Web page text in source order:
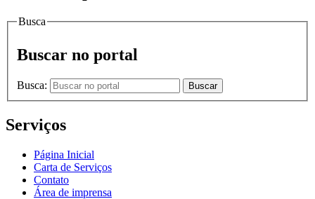
Busca
Buscar no portal
Busca: Buscar
Serviços
Página Inicial
Carta de Serviços
Contato
Área de imprensa